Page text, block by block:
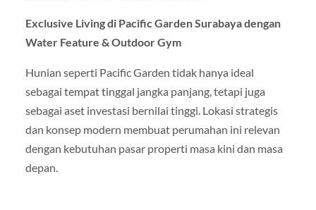
Exclusive Living di Pacific Garden Surabaya dengan
Water Feature & Outdoor Gym
Hunian seperti Pacific Garden tidak hanya ideal
sebagai tempat tinggal jangka panjang, tetapi juga
sebagai aset investasi bernilai tinggi. Lokasi strategis
dan konsep modern membuat perumahan ini relevan
dengan kebutuhan pasar properti masa kini dan masa
depan.